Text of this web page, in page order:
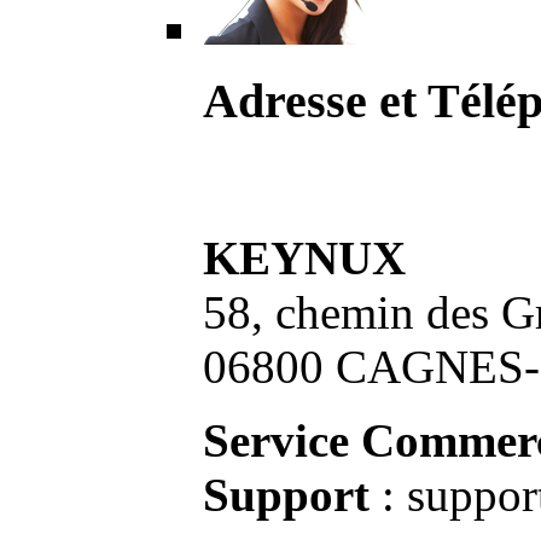
Adresse et
KEYNUX
58, chemin des
06800
Service
Support :